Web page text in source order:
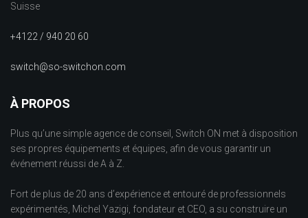
Suisse
+4122 / 940 20 60
switch@so-switchon.com
À PROPOS
Plus qu’une simple agence de conseil, Switch ON met à disposition
ses propres équipements et équipes, afin de vous garantir un
événement réussi de A à Z.
Fort de plus de 20 ans d’expérience et entouré de professionnels
expérimentés, Michel Yazigi, fondateur et CEO, a su construire un